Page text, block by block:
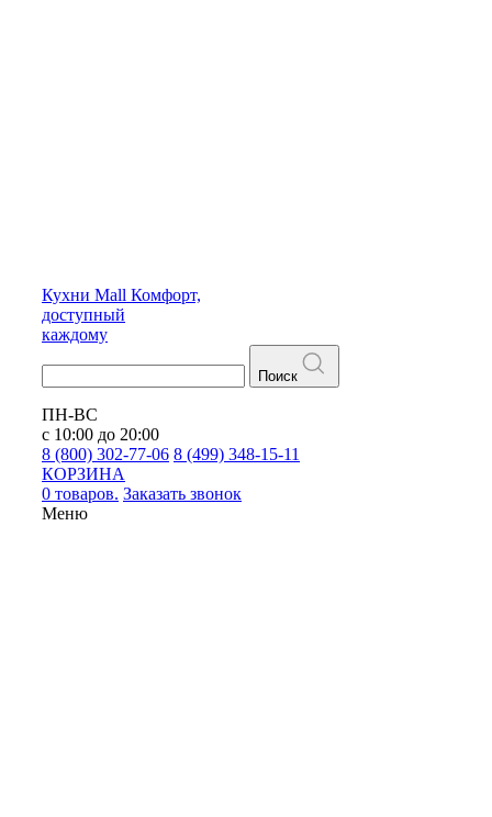
Кухни Mall Комфорт,
доступный
каждому
Поиск
ПН-ВС
с 10:00 до 20:00
8 (800) 302-77-06 8 (499) 348-15-11
КОРЗИНА
0 товаров. Заказать звонок
Меню